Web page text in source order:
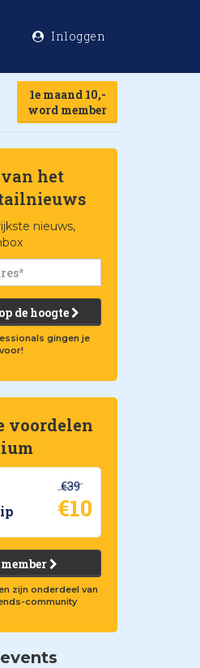
Inloggen
1e maand 10,-
word member
het
nieuws,
de hoogte
gingen je
voor!
voordelen
€39
€10
zijn onderdeel van
community